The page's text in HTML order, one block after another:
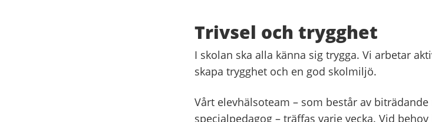
Trivsel och trygghet
I skolan ska alla känna sig trygga. Vi arbetar
skapa trygghet och en god skolmiljö.
Vårt elevhälsoteam – som består av
specialpedagog – träffas varje vecka. Vid